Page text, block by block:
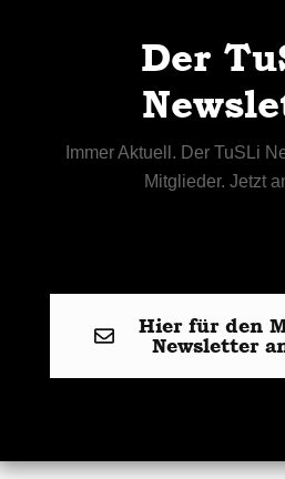
Der
Immer Aktuell. Der TuSLi
Mitglieder. Jetzt
Hier für den
Newsletter